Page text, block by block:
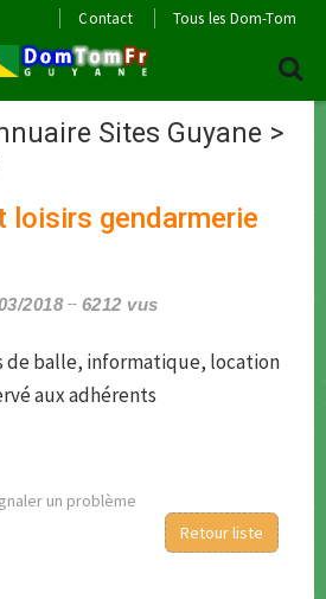
Contact Tous les Dom-Tom
Sites Guyane >
loisirs gendarmerie
2018 6212 vus
de balle, informatique, location
aux adhérents
un problème
Retour liste